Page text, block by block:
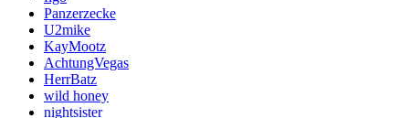
Panzerzecke
U2mike
KayMootz
AchtungVegas
HerrBatz
wild honey
nightsister